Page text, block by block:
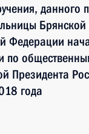
Федерации
по
Президента
года